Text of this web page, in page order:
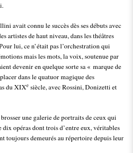
avait connu le succès dès ses débuts avec
artistes de haut niveau, dans les théâtres
lui, ce n’était pas l’orchestration qui
mais les mots, la voix, soutenue par
devenir en quelque sorte sa « marque de
dans le quatuor magique des
du XIXe siècle, avec Rossini, Donizetti et
une galerie de portraits de ceux qui
dix opéras dont trois d’entre eux, véritables
toujours demeurés au répertoire depuis leur